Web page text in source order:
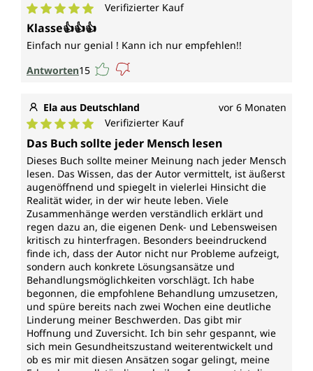
Durchschnittliche Bewertung von 5 von 5 Sternen
Verifizierter Kauf
Klasse👍👍👍
Einfach nur genial ! Kann ich nur empfehlen!!
Antworten15
Ela aus Deutschland vor 6 Monaten
Durchschnittliche Bewertung von 5 von 5 Sternen
Verifizierter Kauf
Das Buch sollte jeder Mensch lesen
Dieses Buch sollte meiner Meinung nach jeder Mensch
lesen. Das Wissen, das der Autor vermittelt, ist äußerst
augenöffnend und spiegelt in vielerlei Hinsicht die
Realität wider, in der wir heute leben. Viele
Zusammenhänge werden verständlich erklärt und
regen dazu an, die eigenen Denk- und Lebensweisen
kritisch zu hinterfragen. Besonders beeindruckend
finde ich, dass der Autor nicht nur Probleme aufzeigt,
sondern auch konkrete Lösungsansätze und
Behandlungsmöglichkeiten vorschlägt. Ich habe
begonnen, die empfohlene Behandlung umzusetzen,
und spüre bereits nach zwei Wochen eine deutliche
Linderung meiner Beschwerden. Das gibt mir
Hoffnung und Zuversicht. Ich bin sehr gespannt, wie
sich mein Gesundheitszustand weiterentwickelt und
ob es mir mit diesen Ansätzen sogar gelingt, meine